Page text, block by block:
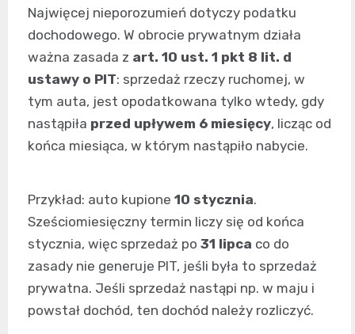
Najwięcej nieporozumień dotyczy podatku
dochodowego. W obrocie prywatnym działa
ważna zasada z art. 10 ust. 1 pkt 8 lit. d
ustawy o PIT: sprzedaż rzeczy ruchomej, w
tym auta, jest opodatkowana tylko wtedy, gdy
nastąpiła przed upływem 6 miesięcy, licząc od
końca miesiąca, w którym nastąpiło nabycie.
Przykład: auto kupione 10 stycznia.
Sześciomiesięczny termin liczy się od końca
stycznia, więc sprzedaż po 31 lipca co do
zasady nie generuje PIT, jeśli była to sprzedaż
prywatna. Jeśli sprzedaż nastąpi np. w maju i
powstał dochód, ten dochód należy rozliczyć.